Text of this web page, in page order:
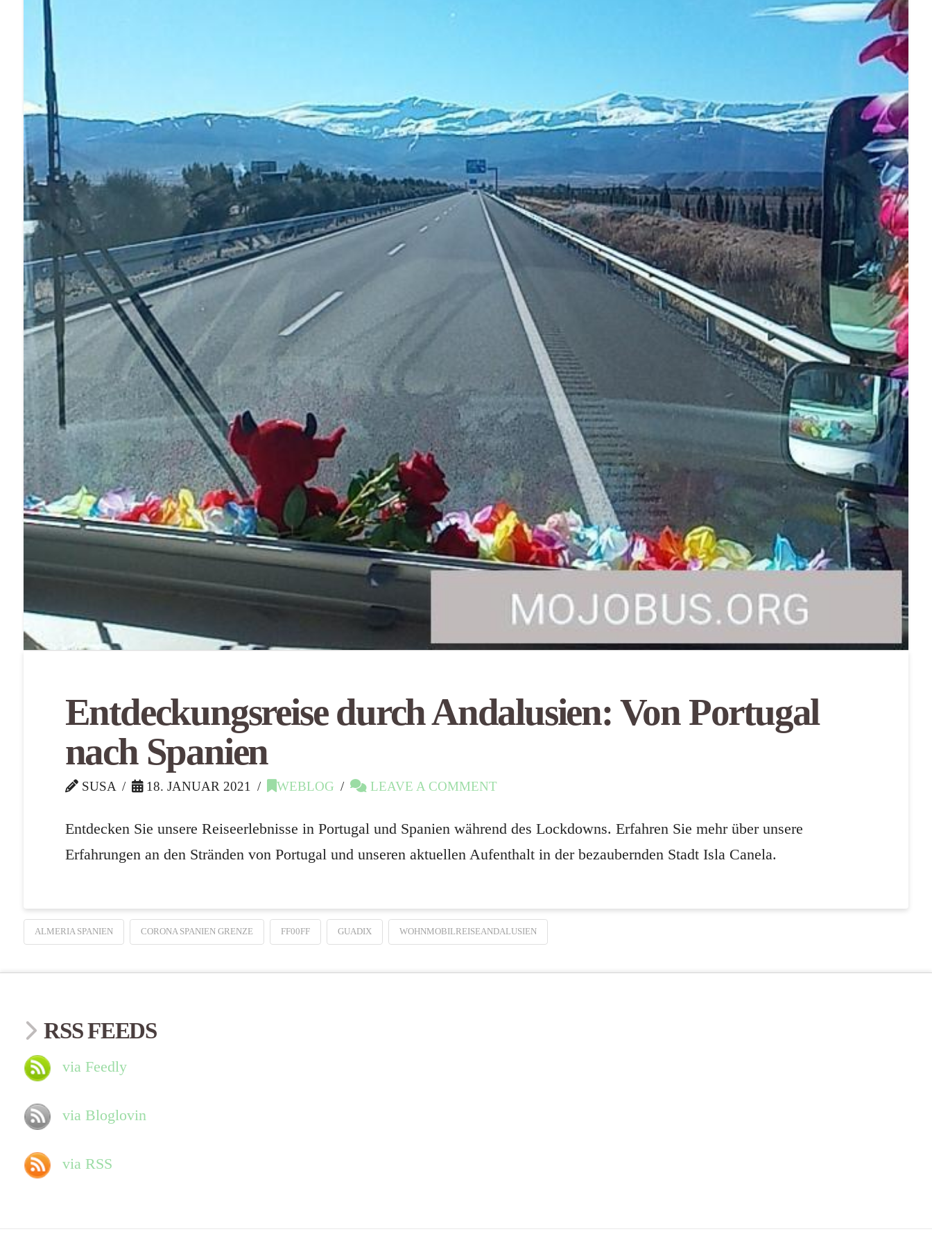
Entdeckungsreise durch Andalusien: Von Portugal
nach Spanien
SUSA 18. JANUAR 2021 WEBLOG LEAVE A COMMENT
Entdecken Sie unsere Reiseerlebnisse in Portugal und Spanien während des Lockdowns. Erfahren Sie mehr über unsere
Erfahrungen an den Stränden von Portugal und unseren aktuellen Aufenthalt in der bezaubernden Stadt Isla Canela.
ALMERIA SPANIEN CORONA SPANIEN GRENZE FF00FF GUADIX WOHNMOBILREISEANDALUSIEN
RSS FEEDS
via Feedly
via Bloglovin
via RSS